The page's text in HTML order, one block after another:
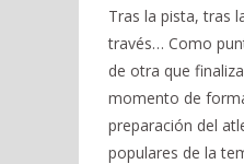
Tras la pista, tras
través… Como
de otra que
momento de
preparación del
populares de la